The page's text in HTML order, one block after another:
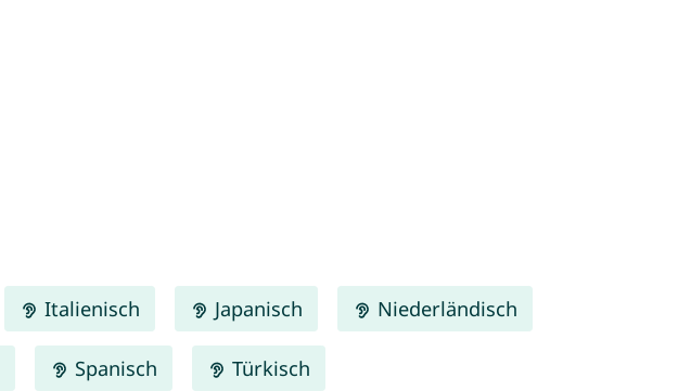
Italienisch Japanisch Niederländisch
Spanisch Türkisch